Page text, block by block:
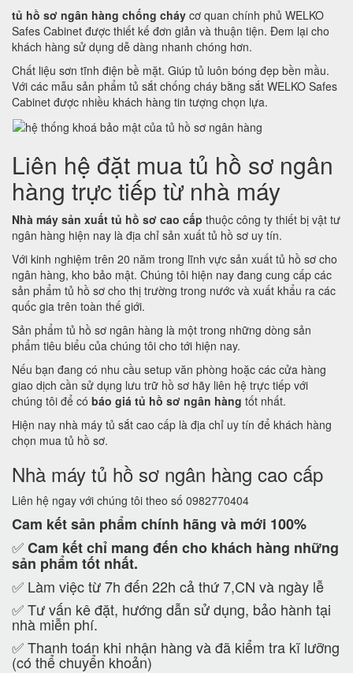
tủ hồ sơ ngân hàng chống cháy cơ quan chính phủ WELKO
Safes Cabinet được thiết kế đơn giản và thuận tiện. Đem lại cho
khách hàng sử dụng dễ dàng nhanh chóng hơn.
Chất liệu sơn tĩnh điện bề mặt. Giúp tủ luôn bóng đẹp bền mầu.
Với các mẫu sản phẩm tủ sắt chống cháy bằng sắt WELKO Safes
Cabinet được nhiều khách hàng tin tượng chọn lựa.
Liên hệ đặt mua tủ hồ sơ ngân
hàng trực tiếp từ nhà máy
Nhà máy sản xuất tủ hồ sơ cao cấp thuộc công ty thiết bị vật tư
ngân hàng hiện nay là địa chỉ sản xuất tủ hồ sơ uy tín.
Với kinh nghiệm trên 20 năm trong lĩnh vực sản xuất tủ hồ sơ cho
ngân hàng, kho bảo mật. Chúng tôi hiện nay đang cung cấp các
sản phẩm tủ hồ sơ cho thị trường trong nước và xuất khẩu ra các
quốc gia trên toàn thế giới.
Sản phẩm tủ hồ sơ ngân hàng là một trong những dòng sản
phẩm tiêu biểu của chúng tôi cho tới hiện nay.
Nếu bạn đang có nhu cầu setup văn phòng hoặc các cửa hàng
giao dịch cần sử dụng lưu trữ hồ sơ hãy liên hệ trực tiếp với
chúng tôi để có báo giá tủ hồ sơ ngân hàng tốt nhất.
Hiện nay nhà máy tủ sắt cao cấp là địa chỉ uy tín để khách hàng
chọn mua tủ hồ sơ.
Nhà máy tủ hồ sơ ngân hàng cao cấp
Liên hệ ngay với chúng tôi theo số 0982770404
Cam kếtsản phẩm chính hãng và mới 100%
✅Cam kếtchỉ mang đến cho khách hàng những
sản phẩm tốt nhất.
✅ Làm việc từ 7h đến 22h cả thứ 7,CN và ngày lễ
✅ Tư vấn kê đặt, hướng dẫn sử dụng, bảo hành tại
nhà miễn phí.
✅ Thanh toán khi nhận hàng và đã kiểm tra kĩ lưỡng
(có thể chuyển khoản)